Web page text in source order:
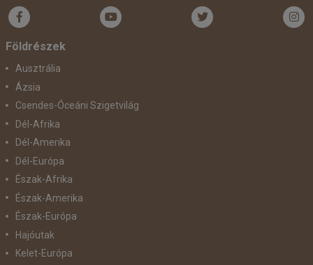
Földrészek
Ausztrália
Ázsia
Csendes-Óceáni Szigetvilág
Dél-Afrika
Dél-Amerika
Dél-Európa
Észak-Afrika
Észak-Amerika
Észak-Európa
Hajóutak
Kelet-Európa